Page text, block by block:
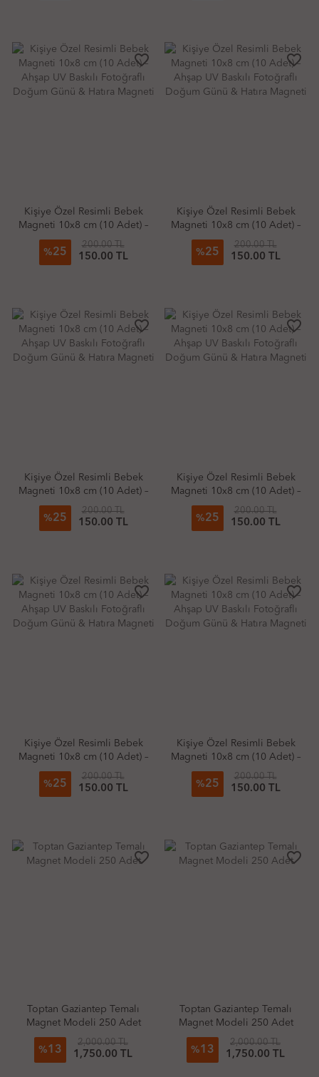
favorite_border
Kişiye Özel Resimli Bebek
Magneti 10x8 cm (10 Adet) –
Ahşap UV Baskılı Fotoğraflı
Doğum Günü & Hatıra
Magneti
%25
200.00 TL
150.00 TL
favorite_border
Kişiye Özel Resimli Bebek
Magneti 10x8 cm (10 Adet) –
Ahşap UV Baskılı Fotoğraflı
Doğum Günü & Hatıra
Magneti
%25
200.00 TL
150.00 TL
favorite_border
Kişiye Özel Resimli Bebek
Magneti 10x8 cm (10 Adet) –
Ahşap UV Baskılı Fotoğraflı
Doğum Günü & Hatıra
Magneti
%25
200.00 TL
150.00 TL
favorite_border
Kişiye Özel Resimli Bebek
Magneti 10x8 cm (10 Adet) –
Ahşap UV Baskılı Fotoğraflı
Doğum Günü & Hatıra
Magneti
%25
200.00 TL
150.00 TL
favorite_border
Kişiye Özel Resimli Bebek
Magneti 10x8 cm (10 Adet) –
Ahşap UV Baskılı Fotoğraflı
Doğum Günü & Hatıra
Magneti
%25
200.00 TL
150.00 TL
favorite_border
Kişiye Özel Resimli Bebek
Magneti 10x8 cm (10 Adet) –
Ahşap UV Baskılı Fotoğraflı
Doğum Günü & Hatıra
Magneti
%25
200.00 TL
150.00 TL
favorite_border
Toptan Gaziantep Temalı
Magnet Modeli 250 Adet
%13
2,000.00 TL
1,750.00 TL
favorite_border
Toptan Gaziantep Temalı
Magnet Modeli 250 Adet
%13
2,000.00 TL
1,750.00 TL